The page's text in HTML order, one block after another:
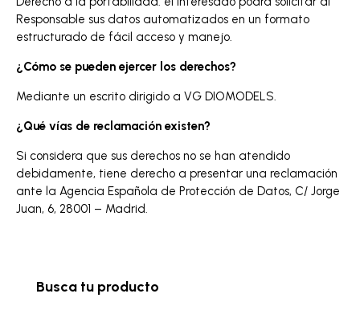
Responsable sus datos automatizados en un formato
estructurado de fácil acceso y manejo.
¿Cómo se pueden ejercer los derechos?
Mediante un escrito dirigido a VG DIOMODELS.
¿Qué vías de reclamación existen?
Si considera que sus derechos no se han atendido
debidamente, tiene derecho a presentar una reclamación
ante la Agencia Española de Protección de Datos, C/ Jorge
Juan, 6, 28001 – Madrid.
Busca tu producto